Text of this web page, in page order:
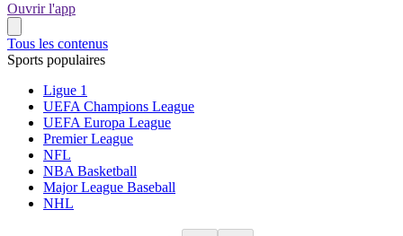
Ouvrir l'app
Tous les contenus
Sports populaires
Ligue 1
UEFA Champions League
UEFA Europa League
Premier League
NFL
NBA Basketball
Major League Baseball
NHL